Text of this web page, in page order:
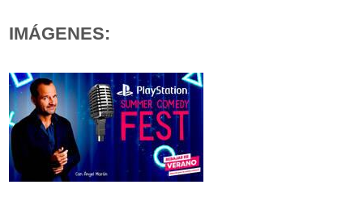
IMÁGENES: